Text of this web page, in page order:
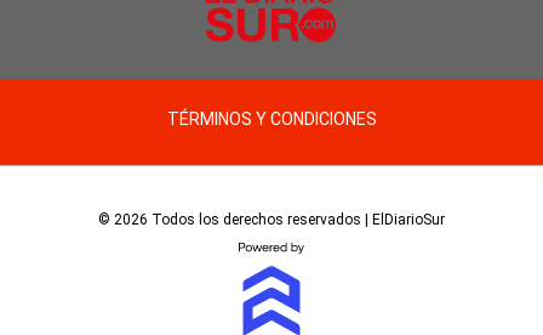
TÉRMINOS Y CONDICIONES
© 2026 Todos los derechos reservados | ElDiarioSur